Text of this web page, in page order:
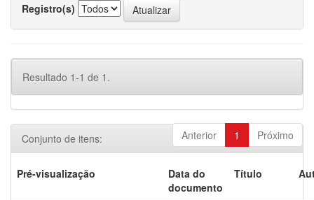
Registro(s)
Resultado 1-1 de 1.
Anterior 1 Próximo
Conjunto de itens:
Pré-visualização
Data do
documento
Título